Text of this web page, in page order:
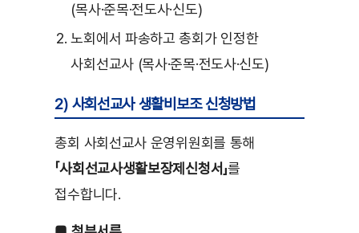
(목사·준목·전도사·신도)
노회에서 파송하고 총회가 인정한
사회선교사 (목사·준목·전도사·신도)
2) 사회선교사 생활비보조 신청방법
총회 사회선교사 운영위원회를 통해
「사회선교사생활보장제신청서」를
접수합니다.